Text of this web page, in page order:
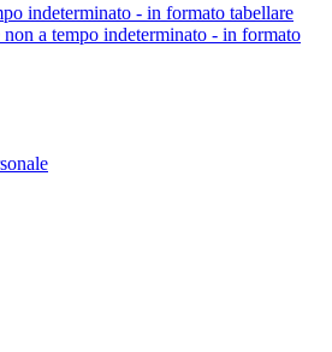
indeterminato - in formato tabellare
non a tempo indeterminato - in formato